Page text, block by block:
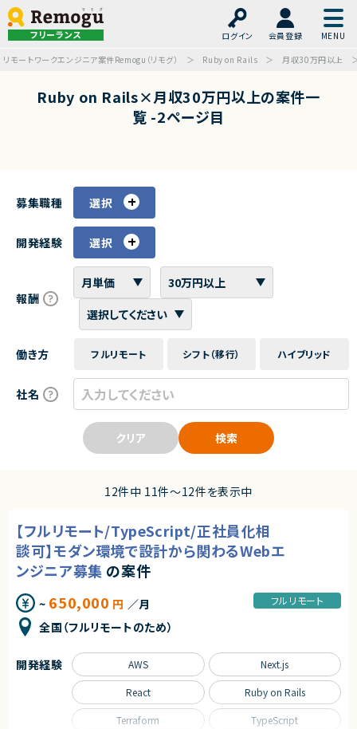
フリーランス ログイン
会員登録
リモートワークエンジニア案件Remogu（リモグ）
Ruby on Rails 月収30万円以上
Ruby on Rails×月収30万円以上の案件一
覧 -2ページ目
募集職種 選択
開発経験 選択
報酬
働き方 フルリモート シフト（移行） ハイブリッド
社名
クリア 検索
12件中 11件〜12件を表示中
【フルリモート/TypeScript/正社員化相
談可】モダン環境で設計から関わるWebエ
ンジニア募集 の案件
~ 650,000 円 ／月
全国（フルリモートのため）
フルリモート
開発経験 AWS Next.js
React Ruby on Rails
Terraform TypeScript